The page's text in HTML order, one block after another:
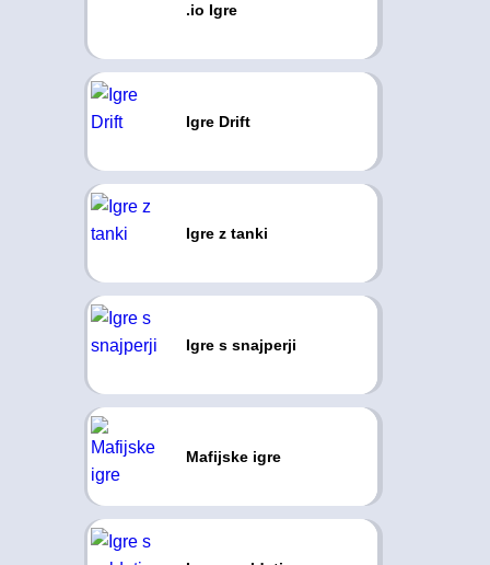
.io Igre
Igre Drift
Igre z tanki
Igre s snajperji
Mafijske igre